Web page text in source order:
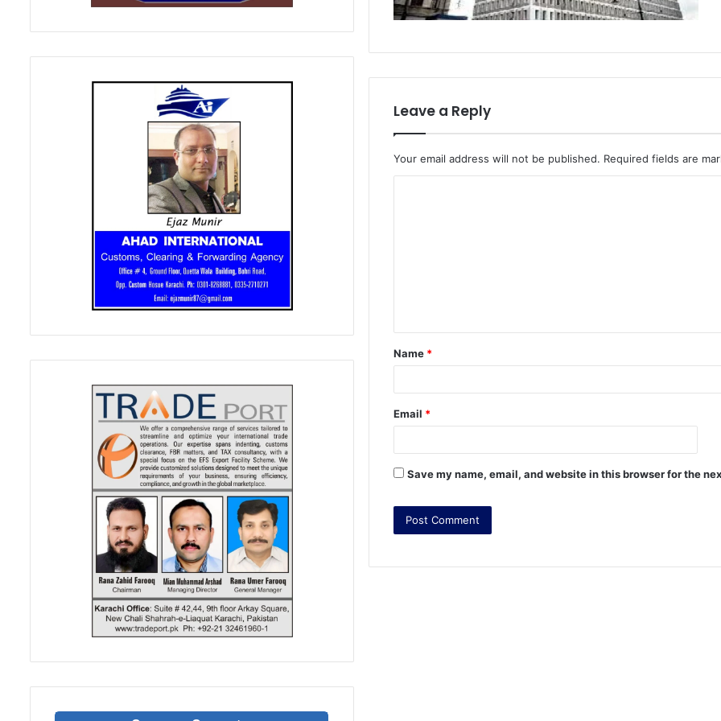
Leave a Reply
Your email address will not be published. Required fields are
t
*
Name *
Email *
Save my name, email, and website in this browser for the